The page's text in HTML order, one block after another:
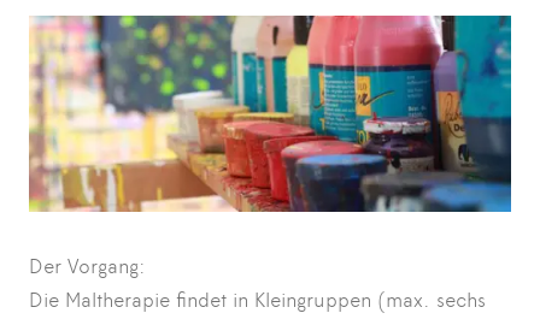
Der Vorgang:
Die Maltherapie findet in Kleingruppen (max. sechs